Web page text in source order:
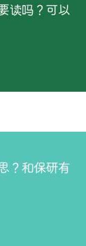
逐步上升，2022年